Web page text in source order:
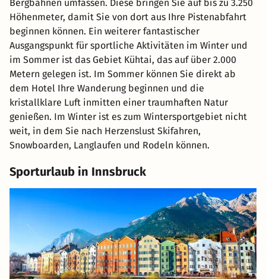
Bergbahnen umfassen. Diese bringen Sie auf bis zu 3.250
Höhenmeter, damit Sie von dort aus Ihre Pistenabfahrt
beginnen können. Ein weiterer fantastischer
Ausgangspunkt für sportliche Aktivitäten im Winter und
im Sommer ist das Gebiet Kühtai, das auf über 2.000
Metern gelegen ist. Im Sommer können Sie direkt ab
dem Hotel Ihre Wanderung beginnen und die
kristallklare Luft inmitten einer traumhaften Natur
genießen. Im Winter ist es zum Wintersportgebiet nicht
weit, in dem Sie nach Herzenslust Skifahren,
Snowboarden, Langlaufen und Rodeln können.
Sporturlaub in Innsbruck